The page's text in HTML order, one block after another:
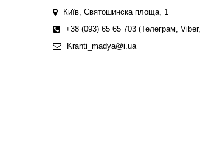
Київ, Святошинска площа, 1
+38 (093) 65 65 703 (Телеграм,
Kranti_madya@i.ua